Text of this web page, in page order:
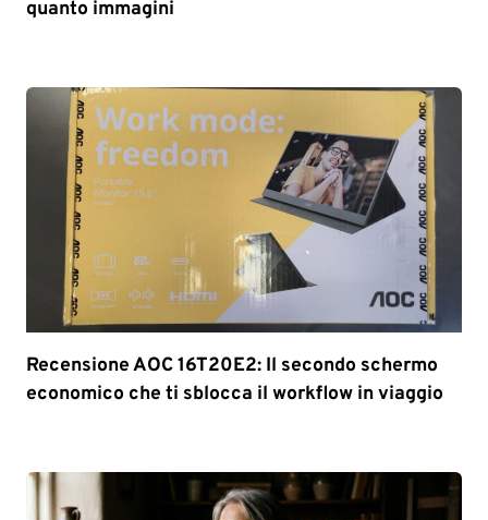
quanto immagini
Recensione AOC 16T20E2: Il secondo schermo
economico che ti sblocca il workflow in viaggio